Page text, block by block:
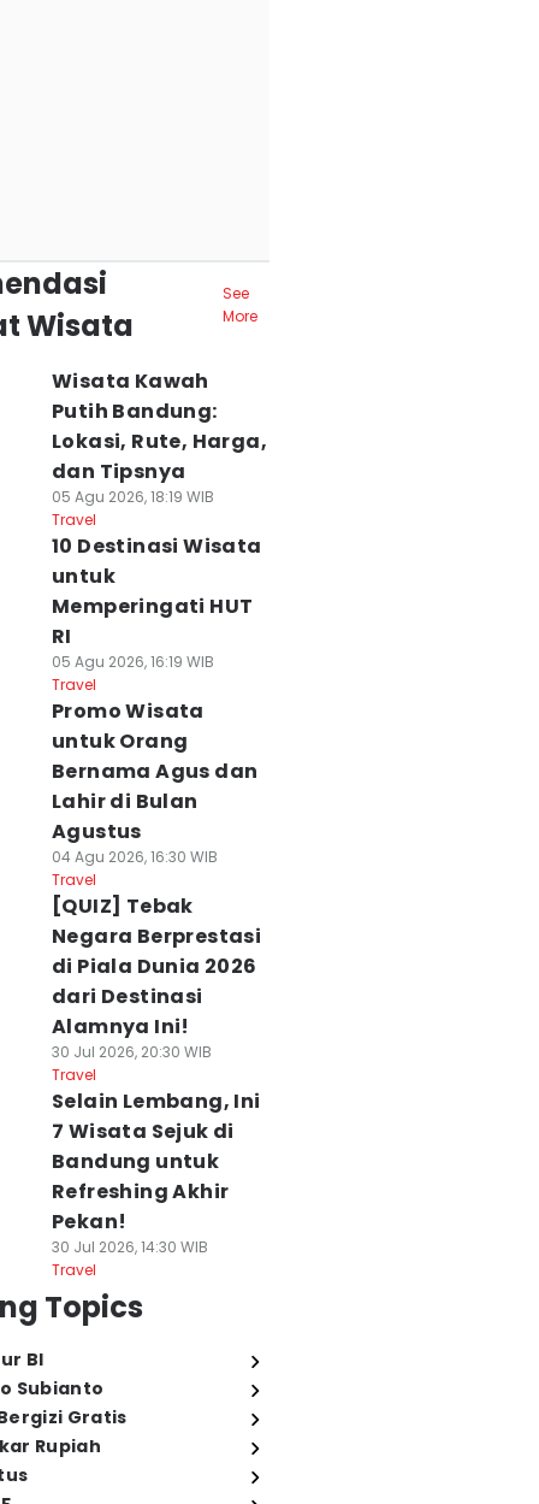
Wisata
See
More
Wisata Kawah
Putih Bandung:
Lokasi, Rute, Harga,
dan Tipsnya
05 Agu 2026, 18:19 WIB
Travel
10 Destinasi Wisata
untuk
Memperingati HUT
RI
05 Agu 2026, 16:19 WIB
Travel
Promo Wisata
untuk Orang
Bernama Agus dan
Lahir di Bulan
Agustus
04 Agu 2026, 16:30 WIB
Travel
[QUIZ] Tebak
Negara Berprestasi
di Piala Dunia 2026
dari Destinasi
Alamnya Ini!
30 Jul 2026, 20:30 WIB
Travel
Selain Lembang, Ini
7 Wisata Sejuk di
Bandung untuk
Refreshing Akhir
Pekan!
30 Jul 2026, 14:30 WIB
Travel
Topics
BI
Subianto
Gratis
Rupiah